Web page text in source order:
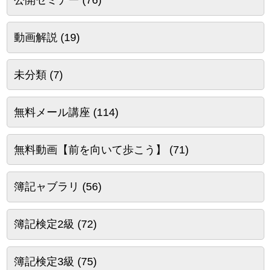
動画解説 (19)
未分類(7)
無料メール講座 (114)
無料動画【前を向いて歩こう】 (71)
簿記ャブラリ (56)
簿記検定2級 (72)
簿記検定3級 (75)